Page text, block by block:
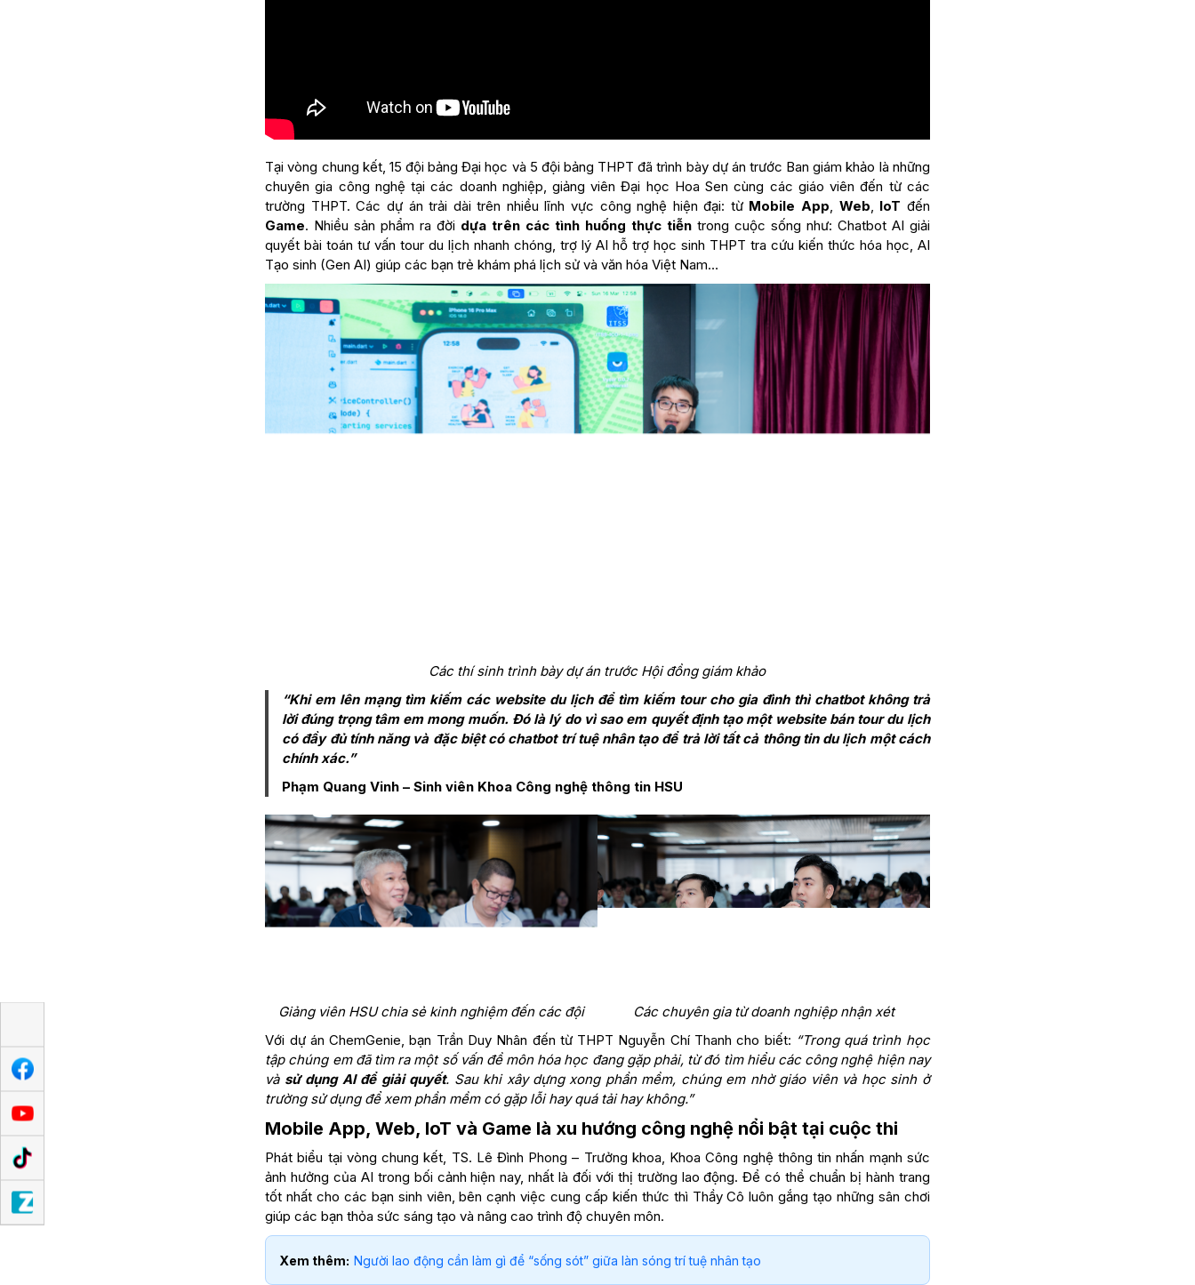
Tại vòng chung kết, 15 đội bảng Đại học và 5 đội bảng THPT đã trình bày dự án trước Ban giám khảo là những
chuyên gia công nghệ tại các doanh nghiệp, giảng viên Đại học Hoa Sen cùng các giáo viên đến từ các
trường THPT. Các dự án trải dài trên nhiều lĩnh vực công nghệ hiện đại: từ Mobile App, Web, IoT đến
Game. Nhiều sản phẩm ra đời dựa trên các tình huống thực tiễntrong cuộc sống như: Chatbot AI giải
quyết bài toán tư vấn tour du lịch nhanh chóng, trợ lý AI hỗ trợ học sinh THPT tra cứu kiến thức hóa học, AI
Tạo sinh (Gen AI) giúp các bạn trẻ khám phá lịch sử và văn hóa Việt Nam…
Các thí sinh trình bày dự án trước Hội đồng giám khảo
“Khi em lên mạng tìm kiếm các website du lịch để tìm kiếm tour cho gia đình thì chatbot không trả
lời đúng trọng tâm em mong muốn. Đó là lý do vì sao em quyết định tạo một website bán tour du lịch
có đầy đủ tính năng và đặc biệt có chatbot trí tuệ nhân tạo để trả lời tất cả thông tin du lịch một cách
chính xác.”
Phạm Quang Vinh – Sinh viên Khoa Công nghệ thông tin HSU
Giảng viên HSU chia sẻ kinh nghiệm đến các đội
Các chuyên gia từ doanh nghiệp nhận xét
Với dự án ChemGenie, bạn Trần Duy Nhân đến từ THPT Nguyễn Chí Thanh cho biết: “Trong quá trình học
tập chúng em đã tìm ra một số vấn đề môn hóa học đang gặp phải, từ đó tìm hiểu các công nghệ hiện nay
và sử dụng AI để giải quyết. Sau khi xây dựng xong phần mềm, chúng em nhờ giáo viên và học sinh ở
trường sử dụng để xem phần mềm có gặp lỗi hay quá tải hay không.”
Mobile App, Web, IoT và Game là xu hướng công nghệ nổi bật tại cuộc thi
Phát biểu tại vòng chung kết, TS. Lê Đình Phong – Trưởng khoa, Khoa Công nghệ thông tin nhấn mạnh sức
ảnh hưởng của AI trong bối cảnh hiện nay, nhất là đối với thị trường lao động. Để có thể chuẩn bị hành trang
tốt nhất cho các bạn sinh viên, bên cạnh việc cung cấp kiến thức thì Thầy Cô luôn gắng tạo những sân chơi
giúp các bạn thỏa sức sáng tạo và nâng cao trình độ chuyên môn.
Xem thêm: Người lao động cần làm gì để “sống sót” giữa làn sóng trí tuệ nhân tạo